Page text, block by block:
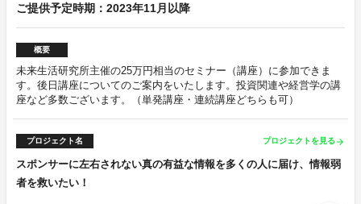
ご提供予定時期：2023年11月以降
概要
未来生活研究所主催の25万円相当のセミナー（講座）に参加できま
す。後日講座についてのご案内をいたします。投資関連や経営学の講
座など多数ございます。（単発講座・連続講座どちらも可）
プロジェクト名 プロジェクトを見る arrow_forward
スポンサーに左右されない真の有益な情報を多くの人に届け、情報弱
者を救いたい！